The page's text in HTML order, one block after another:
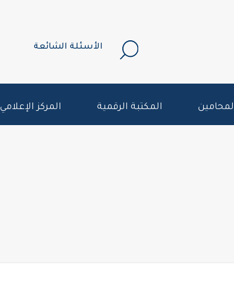
الأسئلة الشائعة
المكتبة الرقمية المركز الإعلامي